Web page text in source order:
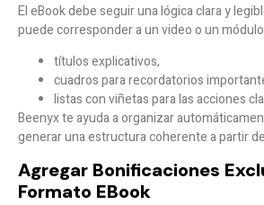
El eBook debe seguir una lógica clara y
puede corresponder a un video o un
títulos explicativos,
cuadros para recordatorios
listas con viñetas para las acciones
Beenyx te ayuda a organizar
generar una estructura coherente a partir
Agregar Bonificaciones
Formato EBook